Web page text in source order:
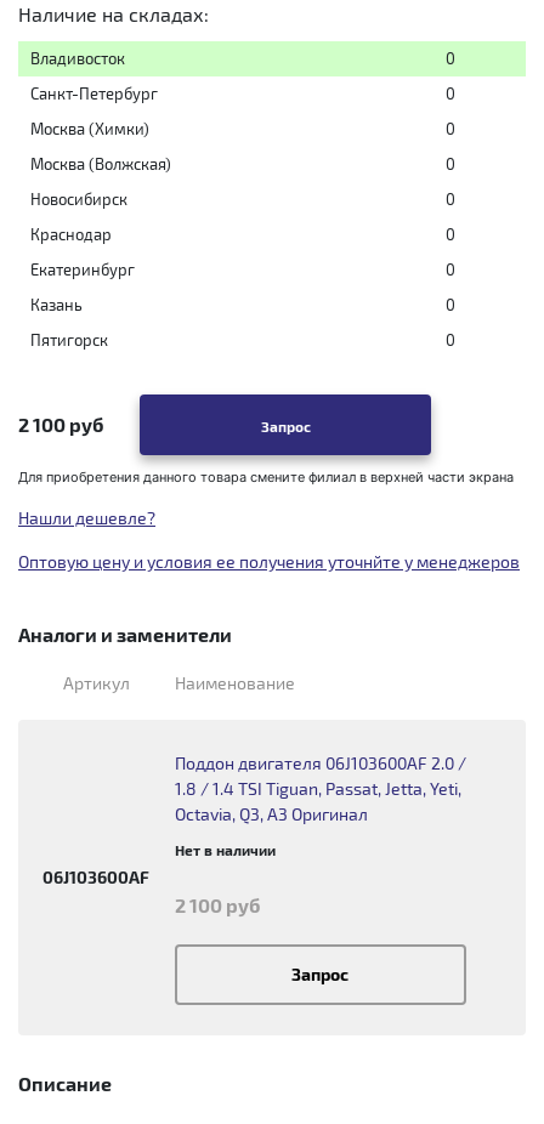
Наличие на складах:
Владивосток
0
Санкт-Петербург
0
Москва (Химки)
0
Москва (Волжская)
0
Новосибирск
0
Краснодар
0
Екатеринбург
0
Казань
0
Пятигорск
0
2 100 руб Запрос
Для приобретения данного товара смените филиал в верхней части экрана
Нашли дешевле?
Оптовую цену и условия ее получения уточнйте у менеджеров
Аналоги и заменители
Артикул Наименование
06J103600AF
Поддон двигателя 06J103600AF 2.0 /
1.8 / 1.4 TSI Tiguan, Passat, Jetta, Yeti,
Octavia, Q3, A3 Оригинал
Нет в наличии
2 100 руб
Запрос
Описание